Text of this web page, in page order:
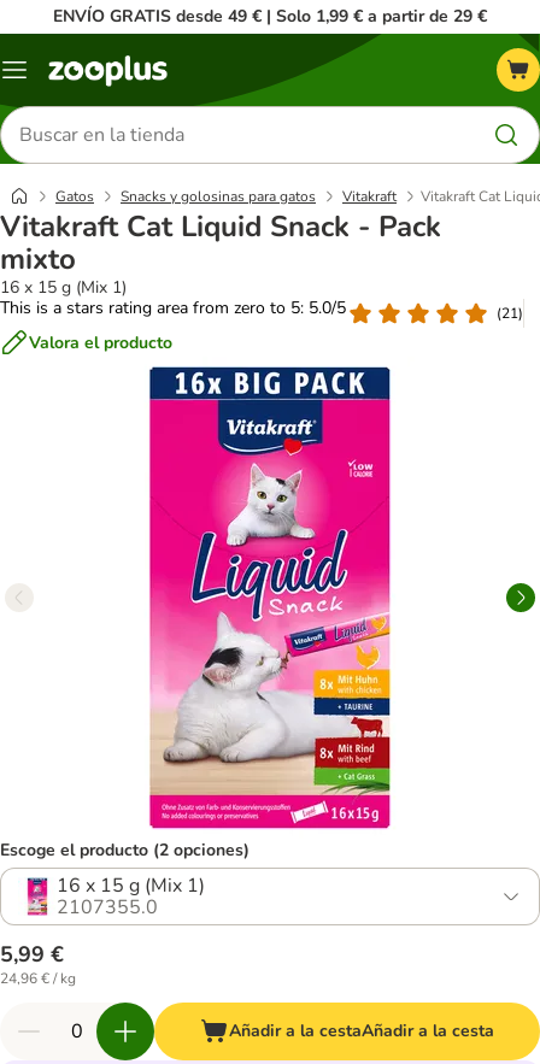
ENVÍO GRATIS desde 49 € | Solo 1,99 € a partir de 29 €
Menú
Buscar
productos
Gatos Snacks y golosinas para gatos Vitakraft Vitakraft Cat
Vitakraft Cat Liquid Snack - Pack
mixto
16 x 15 g (Mix 1)
This is a stars rating area from zero to 5: 5.0/5
(21)
Valora el producto
Escoge el producto (2 opciones)
16 x 15 g (Mix 1)
2107355.0
5,99 €
24,96 € / kg
Añadir a la cestaAñadir a la cesta